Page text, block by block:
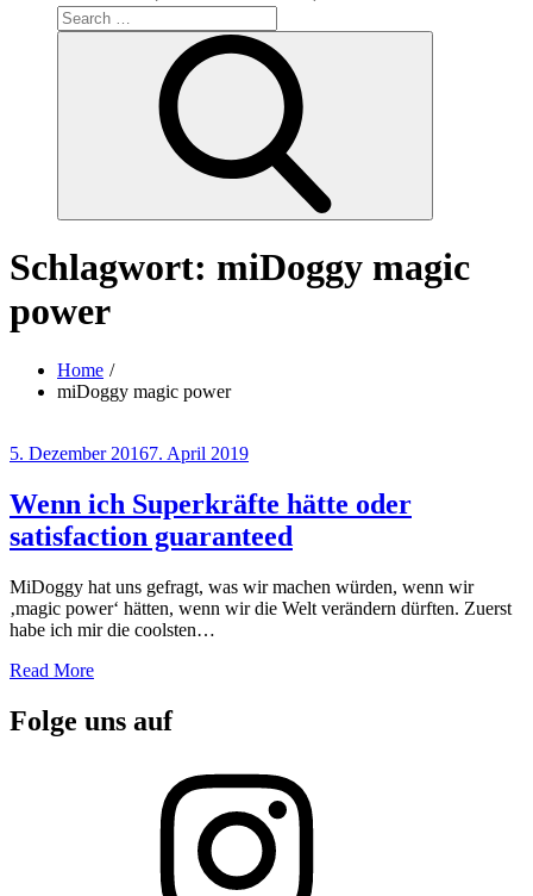
Search
for:
Schlagwort: miDoggy magic
power
Home
miDoggy magic power
Posted
5. Dezember 20167. April 2019
Wenn ich Superkräfte hätte oder
satisfaction guaranteed
MiDoggy hat uns gefragt, was wir machen würden, wenn wir
‚magic power‘ hätten, wenn wir die Welt verändern dürften. Zuerst
habe ich mir die coolsten…
Read More
Folge uns auf